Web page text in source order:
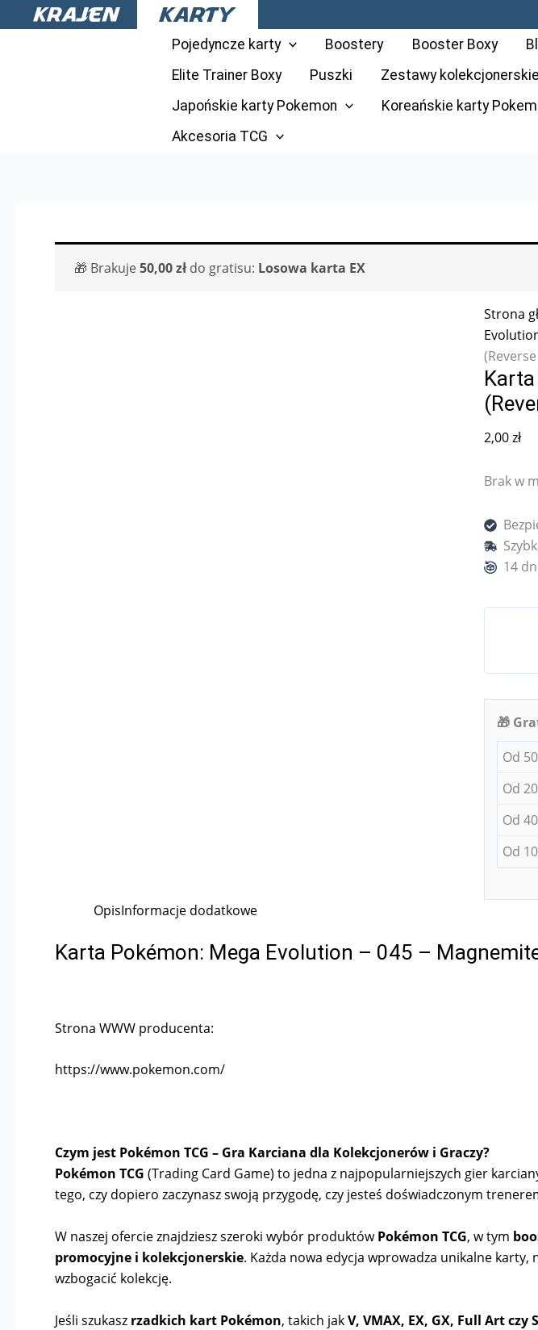
Przejdź
do
Pojedyncze karty Boostery Booster Boxy
Elite Trainer Boxy
Puszki
Zestawy kolekcjonerskie
Japońskie karty Pokemon
Koreańskie karty
Akcesoria TCG
🎁 Brakuje 50,00zł do gratisu: Losowa karta EX
Strona
2,00zł
Brak w
14
🎁
Od 50
Od
Od
Od
OpisInformacje dodatkowe
Karta Pokémon: Mega Evolution – 045 –
Strona WWW producenta:
https://www.pokemon.com/
Czym jest Pokémon TCG – Gra Karciana dla Kolekcjonerów i Graczy?
Pokémon TCG (Trading Card Game) to jedna z najpopularniejszych gier
tego, czy dopiero zaczynasz swoją przygodę, czy jesteś doświadczonym
W naszej ofercie znajdziesz szeroki wybór produktówPokémon TCG, w tym
promocyjne i kolekcjonerskie. Każda nowa edycja wprowadza unikalne
wzbogacić kolekcję.
Jeśli szukasz rzadkich kart Pokémon, takich jakV, VMAX, EX, GX, Full Art czy